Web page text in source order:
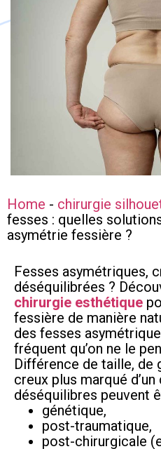
Home - chirurgie
fesses : quelles
asymétrie fessière ?
Fesses asymétriques,
déséquilibrées ?
chirurgie esthétique
fessière de manière
des fesses
fréquent qu’on ne le
Différence de taille, de
creux plus marqué
déséquilibres peuvent
génétique,
post-traumatique,
post-chirurgicale